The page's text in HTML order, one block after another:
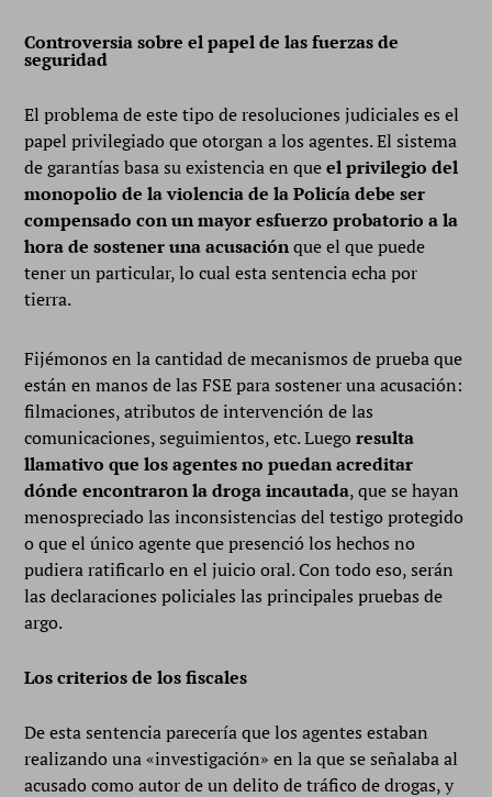
Controversia sobre el papel de las fuerzas de
seguridad
El problema de este tipo de resoluciones judiciales es el
papel privilegiado que otorgan a los agentes. El sistema
de garantías basa su existencia en queel privilegio del
monopolio de la violencia de la Policía debe ser
compensado con un mayor esfuerzo probatorio a la
hora de sostener una acusaciónque el que puede
tener un particular, lo cual esta sentencia echa por
tierra.
Fijémonos en la cantidad de mecanismos de prueba que
están en manos de las FSE para sostener una acusación:
filmaciones, atributos de intervención de las
comunicaciones, seguimientos, etc. Luegoresulta
llamativo que los agentes no puedan acreditar
dónde encontraron la droga incautada, que se hayan
menospreciado las inconsistencias del testigo protegido
o que el único agente que presenció los hechos no
pudiera ratificarlo en el juicio oral. Con todo eso, serán
las declaraciones policiales las principales pruebas de
argo.
Los criterios de los fiscales
De esta sentencia parecería que los agentes estaban
realizando una «investigación» en la que se señalaba al
acusado como autor de un delito de tráfico de drogas, y